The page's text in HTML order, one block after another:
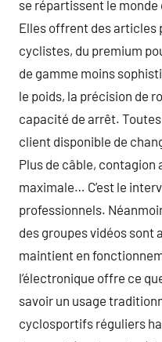
se répartissent le
Elles offrent des articles
cyclistes, du premium
de gamme moins
le poids, la précision de
capacité de arrêt.
client disponible de
Plus de câble,
maximale… C’est le
professionnels.
des groupes vidéos sont
maintient en
l’électronique offre ce
savoir un usage
cyclosportifs réguliers